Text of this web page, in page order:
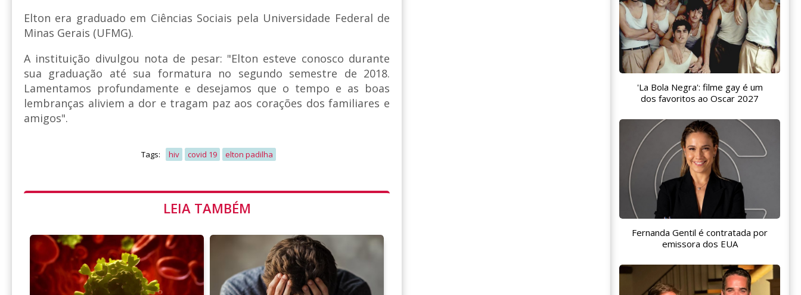
Elton era graduado em Ciências Sociais pela Universidade Federal de
Minas Gerais (UFMG).
A instituição divulgou nota de pesar: "Elton esteve conosco durante
sua graduação até sua formatura no segundo semestre de 2018.
Lamentamos profundamente e desejamos que o tempo e as boas
lembranças aliviem a dor e tragam paz aos corações dos familiares e
amigos".
Tags: hiv covid 19 elton padilha
LEIA TAMBÉM
'La Bola Negra': filme gay é um
dos favoritos ao Oscar 2027
Fernanda Gentil é contratada por
emissora dos EUA